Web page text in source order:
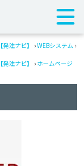
注ナビ】 ›WEBシステム ›
注ナビ】
› ホームページ